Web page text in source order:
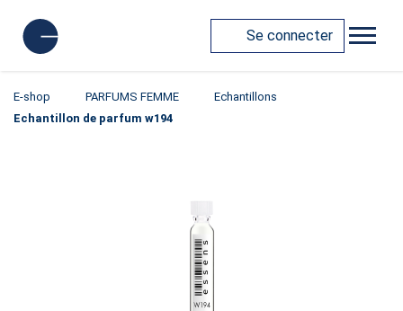
Se connecter
E-shop PARFUMS FEMME
Echantillons
Echantillon de parfum w194